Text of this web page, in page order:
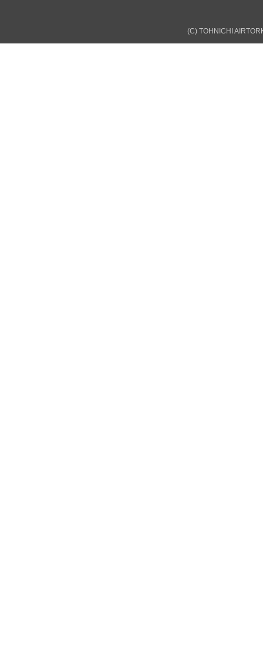
(C) TOHNICHI